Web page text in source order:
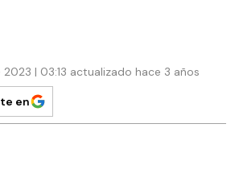
2023 | 03:13 actualizado hace 3 años
en